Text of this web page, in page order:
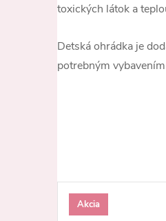
toxických látok a
Detská ohrádka je
potrebným
Akcia